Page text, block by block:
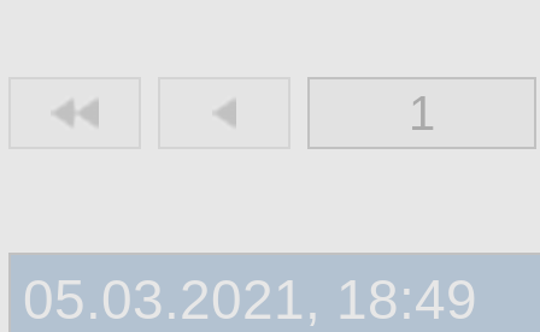
1
05.03.2021, 18:49